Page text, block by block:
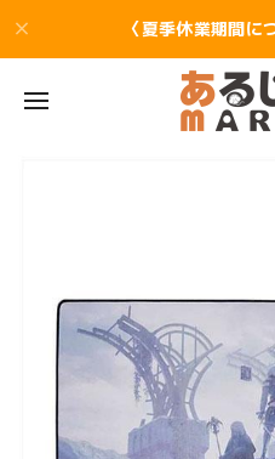
〈夏季休業期間に